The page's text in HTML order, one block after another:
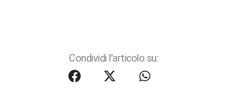
Condividi l'articolo su: